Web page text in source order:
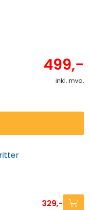
499,-
inkl. mva.
329,-